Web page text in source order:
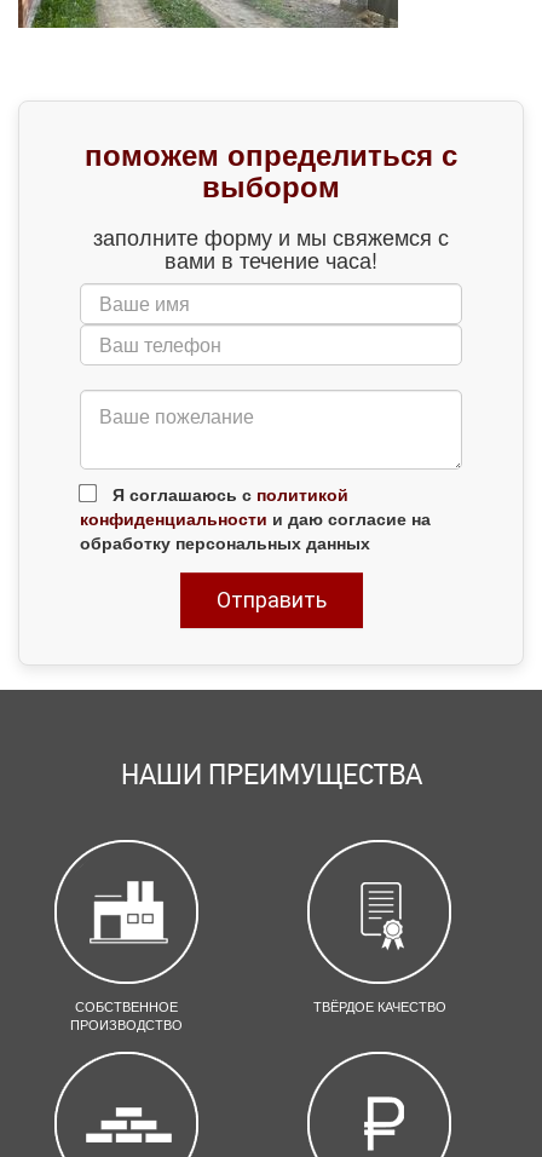
поможем определиться с
выбором
заполните форму и мы свяжемся с
вами в течение часа!
Я соглашаюсь с политикой
конфиденциальности и даю согласие на
обработку персональных данных
НАШИ ПРЕИМУЩЕСТВА
СОБСТВЕННОЕ
ПРОИЗВОДСТВО
ТВЁРДОЕ КАЧЕСТВО